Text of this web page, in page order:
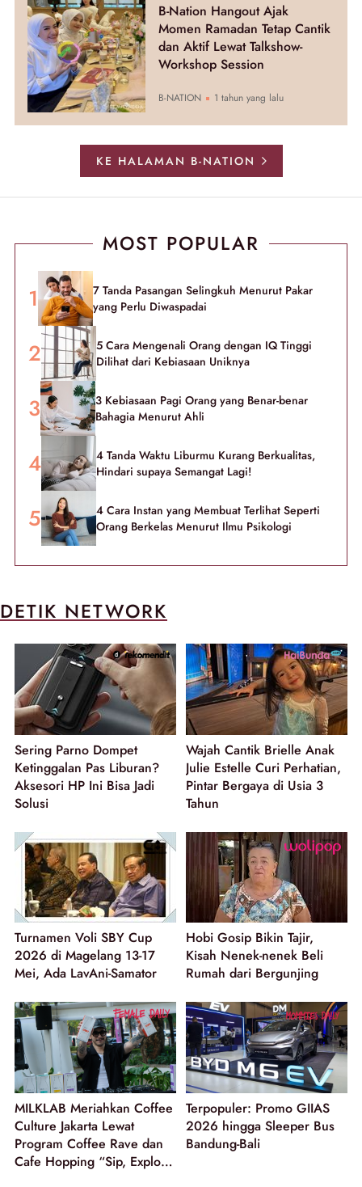
B-Nation Hangout Ajak
Momen Ramadan Tetap Cantik
dan Aktif Lewat Talkshow-
Workshop Session
B-NATION 1 tahun yang lalu
KE HALAMAN B-NATION
MOST POPULAR
7 Tanda Pasangan Selingkuh Menurut Pakar
yang Perlu Diwaspadai
5 Cara Mengenali Orang dengan IQ Tinggi
Dilihat dari Kebiasaan Uniknya
3 Kebiasaan Pagi Orang yang Benar-benar
Bahagia Menurut Ahli
4 Tanda Waktu Liburmu Kurang Berkualitas,
Hindari supaya Semangat Lagi!
4 Cara Instan yang Membuat Terlihat Seperti
Orang Berkelas Menurut Ilmu Psikologi
DETIK NETWORK
Sering Parno Dompet
Ketinggalan Pas Liburan?
Aksesori HP Ini Bisa Jadi
Solusi
Wajah Cantik Brielle Anak
Julie Estelle Curi Perhatian,
Pintar Bergaya di Usia 3
Tahun
Turnamen Voli SBY Cup
2026 di Magelang 13-17
Mei, Ada LavAni-Samator
Hobi Gosip Bikin Tajir,
Kisah Nenek-nenek Beli
Rumah dari Bergunjing
MILKLAB Meriahkan Coffee
Culture Jakarta Lewat
Program Coffee Rave dan
Cafe Hopping “Sip, Explore
Terpopuler: Promo GIIAS
2026 hingga Sleeper Bus
Bandung-Bali